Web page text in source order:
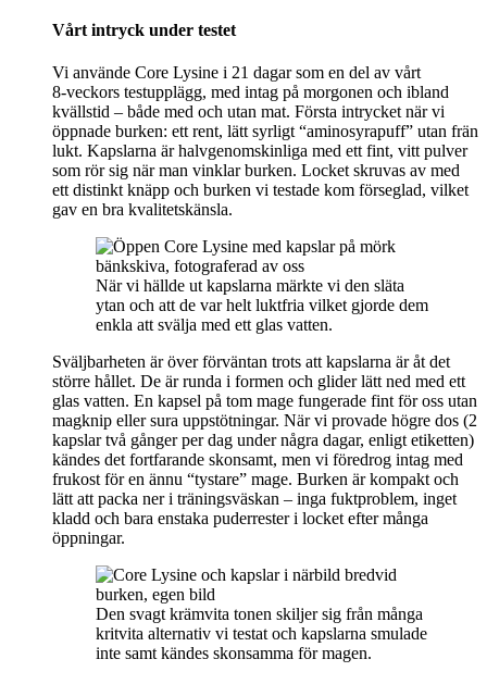
Vårt intryck under testet
Vi använde Core Lysine i 21 dagar som en del av vårt
8‑veckors testupplägg, med intag på morgonen och ibland
kvällstid – både med och utan mat. Första intrycket när vi
öppnade burken: ett rent, lätt syrligt “aminosyrapuff” utan frän
lukt. Kapslarna är halvgenomskinliga med ett fint, vitt pulver
som rör sig när man vinklar burken. Locket skruvas av med
ett distinkt knäpp och burken vi testade kom förseglad, vilket
gav en bra kvalitetskänsla.
När vi hällde ut kapslarna märkte vi den släta
ytan och att de var helt luktfria vilket gjorde dem
enkla att svälja med ett glas vatten.
Sväljbarheten är över förväntan trots att kapslarna är åt det
större hållet. De är runda i formen och glider lätt ned med ett
glas vatten. En kapsel på tom mage fungerade fint för oss utan
magknip eller sura uppstötningar. När vi provade högre dos (2
kapslar två gånger per dag under några dagar, enligt etiketten)
kändes det fortfarande skonsamt, men vi föredrog intag med
frukost för en ännu “tystare” mage. Burken är kompakt och
lätt att packa ner i träningsväskan – inga fuktproblem, inget
kladd och bara enstaka puderrester i locket efter många
öppningar.
Den svagt krämvita tonen skiljer sig från många
kritvita alternativ vi testat och kapslarna smulade
inte samt kändes skonsamma för magen.